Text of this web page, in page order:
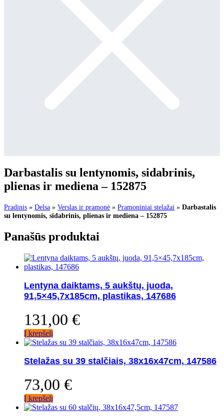
Darbastalis su lentynomis, sidabrinis,
plienas ir mediena – 152875
Pradinis » Delsa » Verslas ir pramonė » Pramoniniai stelažai » Darbastalis
su lentynomis, sidabrinis, plienas ir mediena – 152875
Panašūs produktai
Lentyna daiktams, 5 aukštų, juoda,
91,5×45,7x185cm, plastikas, 147686
131,00 €
Į krepšelį
Stelažas su 39 stalčiais, 38x16x47cm, 147586
73,00 €
Į krepšelį